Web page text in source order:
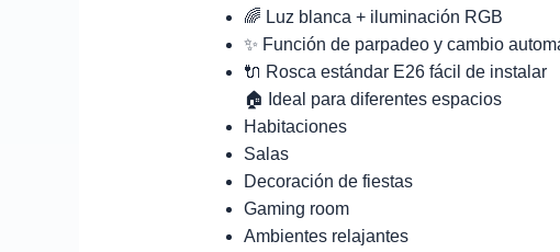
🌈 Luz blanca + iluminación RGB
✨ Función de parpadeo y cambio
🔌 Rosca estándar E26 fácil de instalar
🏠 Ideal para diferentes espacios
Habitaciones
Salas
Decoración de fiestas
Gaming room
Ambientes relajantes